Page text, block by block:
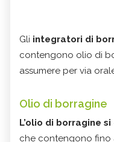
Gli integratori di
contengono olio di
assumere per via
Olio di borragine
L’olio di borragine
che contengono fino